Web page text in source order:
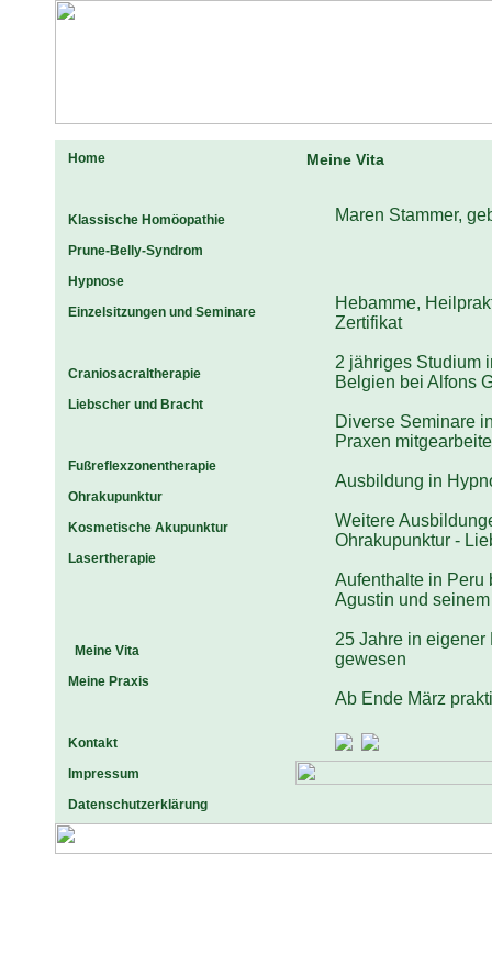
Home
Klassische Homöopathie
Prune-Belly-Syndrom
Hypnose
Einzelsitzungen und Seminare
Craniosacraltherapie
Liebscher und Bracht
Fußreflexzonentherapie
Ohrakupunktur
Kosmetische Akupunktur
Lasertherapie
Meine Vita
Meine Praxis
Kontakt
Impressum
Datenschutzerklärung
Meine Vita
Maren Stammer,
Hebamme,
Zertifikat
2 jähriges Studium
Belgien bei Alfons
Diverse Seminare
Praxen
Ausbildung in
Weitere
Ohrakupunktur -
Aufenthalte in Peru
Agustin und
25 Jahre in
gewesen
Ab Ende März